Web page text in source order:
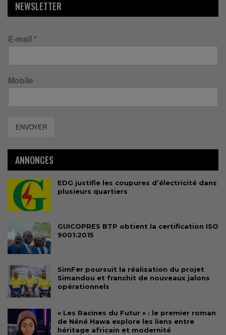
NEWSLETTER
E-mail *
Mobile
ENVOYER
ANNONCES
EDG justifie les coupures d’électricité dans
plusieurs quartiers
GUICOPRES BTP obtient la certification ISO
9001:2015
SimFer poursuit la réalisation du projet
Simandou et franchit de nouveaux jalons
opérationnels
« Les Racines du Futur » : le premier roman
de Néné Hawa explore les liens entre
héritage africain et modernité